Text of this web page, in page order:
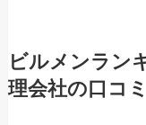
ビルメンラン
理会社の口コ